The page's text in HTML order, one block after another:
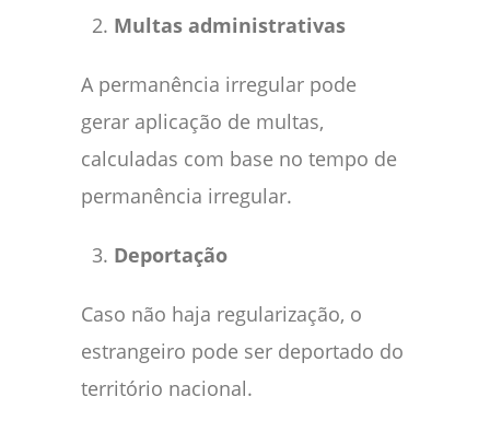
Multas administrativas
A permanência irregular pode
gerar aplicação de multas,
calculadas com base no tempo de
permanência irregular.
Deportação
Caso não haja regularização, o
estrangeiro pode ser deportado do
território nacional.